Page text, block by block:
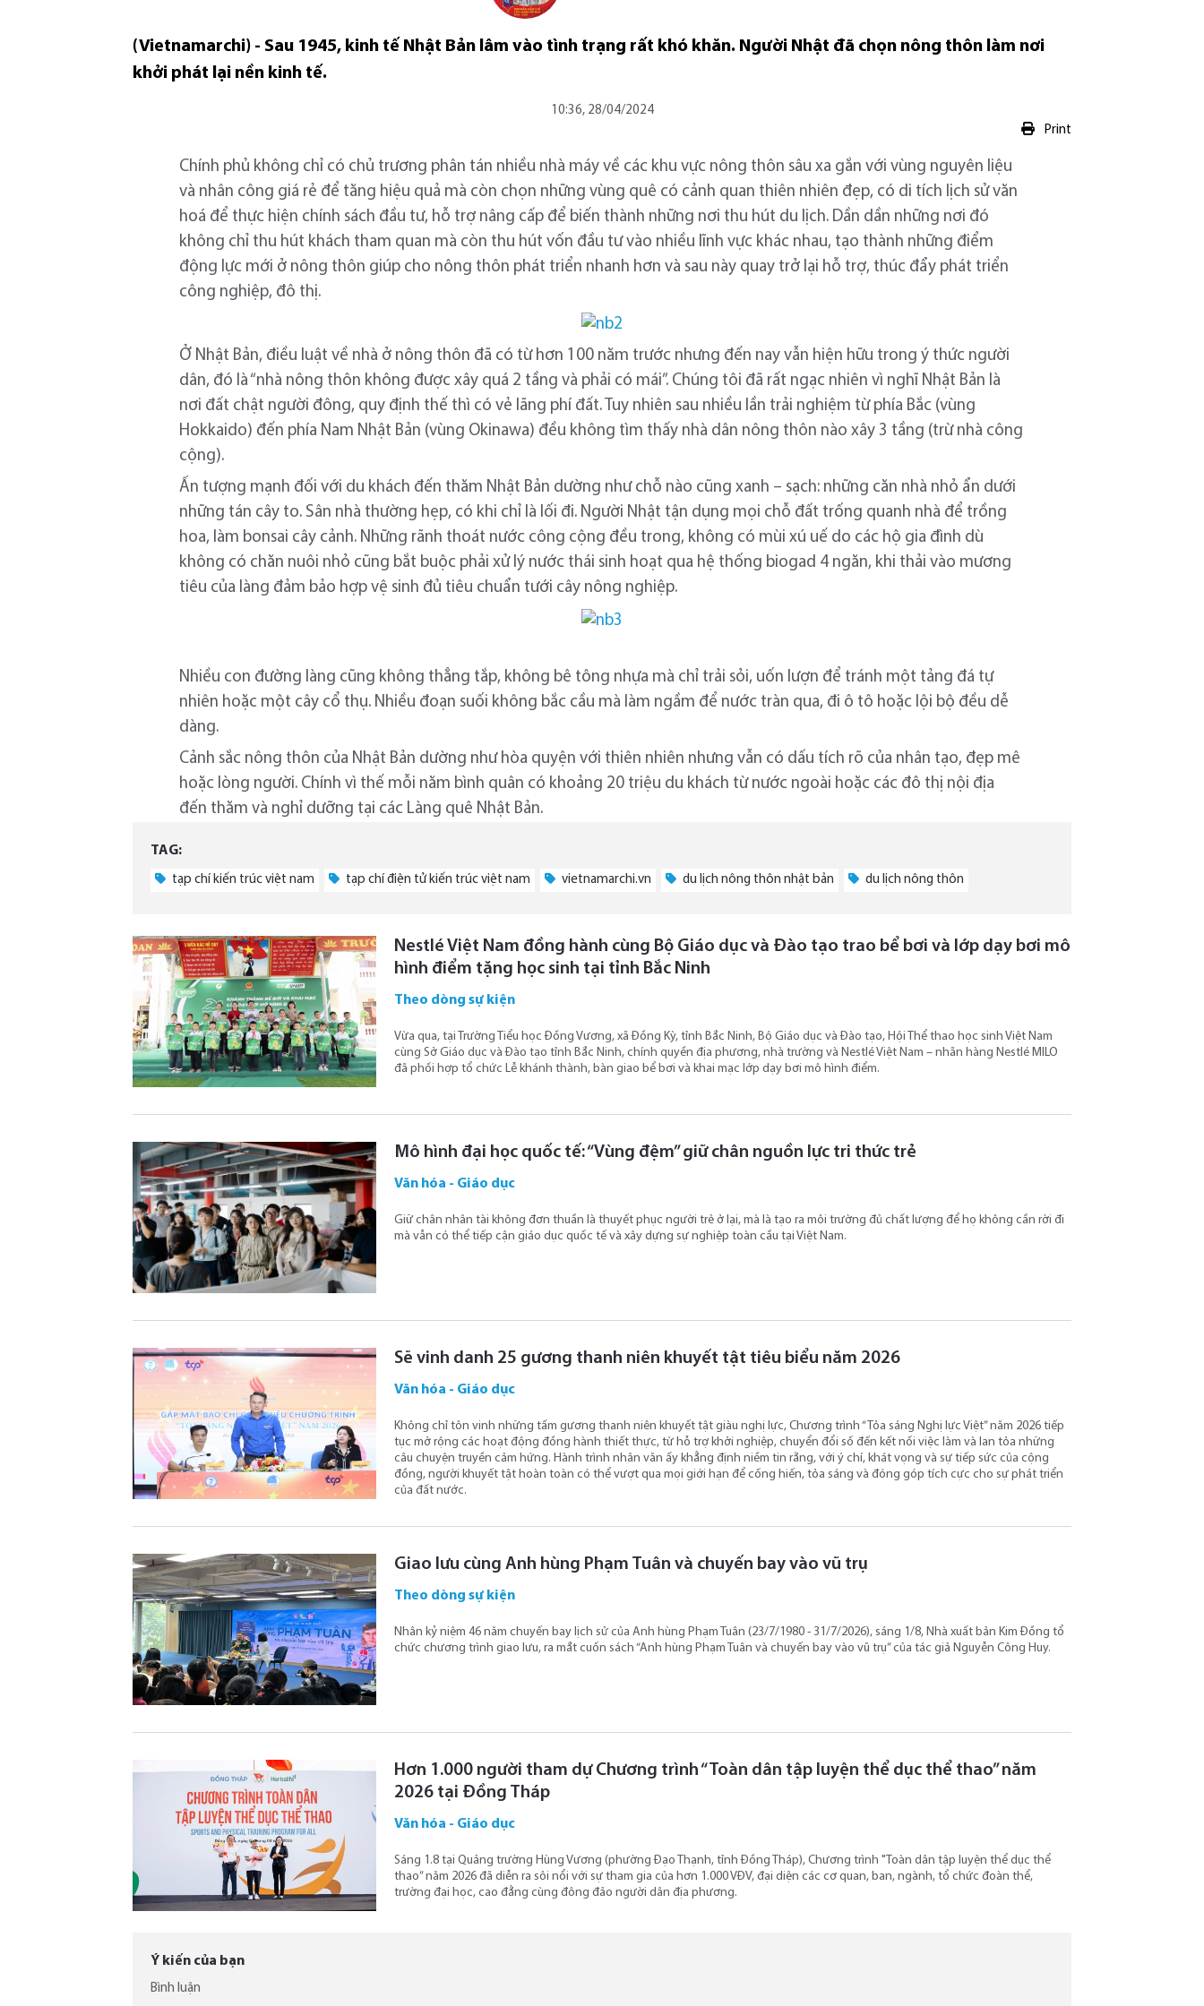
(Vietnamarchi) - Sau 1945, kinh tế Nhật Bản lâm vào tình trạng rất khó khăn. Người Nhật đã chọn nông thôn làm nơi
khởi phát lại nền kinh tế.
10:36, 28/04/2024
Print
Chính phủ không chỉ có chủ trương phân tán nhiều nhà máy về các khu vực nông thôn sâu xa gắn với vùng nguyên liệu
và nhân công giá rẻ để tăng hiệu quả mà còn chọn những vùng quê có cảnh quan thiên nhiên đẹp, có di tích lịch sử văn
hoá để thực hiện chính sách đầu tư, hỗ trợ nâng cấp để biến thành những nơi thu hút du lịch. Dần dần những nơi đó
không chỉ thu hút khách tham quan mà còn thu hút vốn đầu tư vào nhiều lĩnh vực khác nhau, tạo thành những điểm
động lực mới ở nông thôn giúp cho nông thôn phát triển nhanh hơn và sau này quay trở lại hỗ trợ, thúc đẩy phát triển
công nghiệp, đô thị.
Ở Nhật Bản, điều luật về nhà ở nông thôn đã có từ hơn 100 năm trước nhưng đến nay vẫn hiện hữu trong ý thức người
dân, đó là “nhà nông thôn không được xây quá 2 tầng và phải có mái”. Chúng tôi đã rất ngạc nhiên vì nghĩ Nhật Bản là
nơi đất chật người đông, quy định thế thì có vẻ lãng phí đất. Tuy nhiên sau nhiều lần trải nghiệm từ phía Bắc (vùng
Hokkaido) đến phía Nam Nhật Bản (vùng Okinawa) đều không tìm thấy nhà dân nông thôn nào xây 3 tầng (trừ nhà công
cộng).
Ấn tượng mạnh đối với du khách đến thăm Nhật Bản dường như chỗ nào cũng xanh – sạch: những căn nhà nhỏ ẩn dưới
những tán cây to. Sân nhà thường hẹp, có khi chỉ là lối đi. Người Nhật tận dụng mọi chỗ đất trống quanh nhà để trồng
hoa, làm bonsai cây cảnh. Những rãnh thoát nước công cộng đều trong, không có mùi xú uế do các hộ gia đình dù
không có chăn nuôi nhỏ cũng bắt buộc phải xử lý nước thái sinh hoạt qua hệ thống biogad 4 ngăn, khi thải vào mương
tiêu của làng đảm bảo hợp vệ sinh đủ tiêu chuẩn tưới cây nông nghiệp.
Nhiều con đường làng cũng không thẳng tắp, không bê tông nhựa mà chỉ trải sỏi, uốn lượn để tránh một tảng đá tự
nhiên hoặc một cây cổ thụ. Nhiều đoạn suối không bắc cầu mà làm ngầm để nước tràn qua, đi ô tô hoặc lội bộ đều dễ
dàng.
Cảnh sắc nông thôn của Nhật Bản dường như hòa quyện với thiên nhiên nhưng vẫn có dấu tích rõ của nhân tạo, đẹp mê
hoặc lòng người. Chính vì thế mỗi năm bình quân có khoảng 20 triệu du khách từ nước ngoài hoặc các đô thị nội địa
đến thăm và nghỉ dưỡng tại các Làng quê Nhật Bản.
TAG:
tạp chí kiến trúc việt nam tạp chí điện tử kiến trúc việt nam vietnamarchi.vn du lịch nông thôn nhật bản du lịch nông thôn
Nestlé Việt Nam đồng hành cùng Bộ Giáo dục và Đào tạo trao bể bơi và lớp dạy bơi mô
hình điểm tặng học sinh tại tỉnh Bắc Ninh
Theo dòng sự kiện
Vừa qua, tại Trường Tiểu học Đồng Vương, xã Đồng Kỳ, tỉnh Bắc Ninh, Bộ Giáo dục và Đào tạo, Hội Thể thao học sinh Việt Nam
cùng Sở Giáo dục và Đào tạo tỉnh Bắc Ninh, chính quyền địa phương, nhà trường và Nestlé Việt Nam – nhãn hàng Nestlé MILO
đã phối hợp tổ chức Lễ khánh thành, bàn giao bể bơi và khai mạc lớp dạy bơi mô hình điểm.
Mô hình đại học quốc tế: “Vùng đệm” giữ chân nguồn lực tri thức trẻ
Văn hóa - Giáo dục
Giữ chân nhân tài không đơn thuần là thuyết phục người trẻ ở lại, mà là tạo ra môi trường đủ chất lượng để họ không cần rời đi
mà vẫn có thể tiếp cận giáo dục quốc tế và xây dựng sự nghiệp toàn cầu tại Việt Nam.
Sẽ vinh danh 25 gương thanh niên khuyết tật tiêu biểu năm 2026
Văn hóa - Giáo dục
Không chỉ tôn vinh những tấm gương thanh niên khuyết tật giàu nghị lực, Chương trình “Tỏa sáng Nghị lực Việt” năm 2026 tiếp
tục mở rộng các hoạt động đồng hành thiết thực, từ hỗ trợ khởi nghiệp, chuyển đổi số đến kết nối việc làm và lan tỏa những
câu chuyện truyền cảm hứng. Hành trình nhân văn ấy khẳng định niềm tin rằng, với ý chí, khát vọng và sự tiếp sức của cộng
đồng, người khuyết tật hoàn toàn có thể vượt qua mọi giới hạn để cống hiến, tỏa sáng và đóng góp tích cực cho sự phát triển
của đất nước.
Giao lưu cùng Anh hùng Phạm Tuân và chuyến bay vào vũ trụ
Theo dòng sự kiện
Nhân kỷ niệm 46 năm chuyến bay lịch sử của Anh hùng Phạm Tuân (23/7/1980 - 31/7/2026), sáng 1/8, Nhà xuất bản Kim Đồng tổ
chức chương trình giao lưu, ra mắt cuốn sách “Anh hùng Phạm Tuân và chuyến bay vào vũ trụ” của tác giả Nguyễn Công Huy.
Hơn 1.000 người tham dự Chương trình “Toàn dân tập luyện thể dục thể thao” năm
2026 tại Đồng Tháp
Văn hóa - Giáo dục
Sáng 1.8 tại Quảng trường Hùng Vương (phường Đạo Thạnh, tỉnh Đồng Tháp), Chương trình "Toàn dân tập luyện thể dục thể
thao” năm 2026 đã diễn ra sôi nổi với sự tham gia của hơn 1.000 VĐV, đại diện các cơ quan, ban, ngành, tổ chức đoàn thể,
trường đại học, cao đẳng cùng đông đảo người dân địa phương.
Ý kiến của bạn
Bình luận